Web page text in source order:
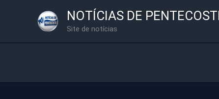
NOTÍCIAS DE
Site de notícias